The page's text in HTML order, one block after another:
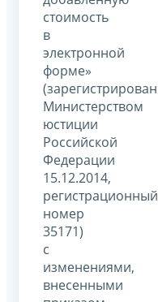
стоимость
в
электронной
форме»
(зарегистрирован
Министерством
юстиции
Российской
Федерации
15.12.2014,
регистрационный
номер
35171)
с
изменениями,
внесенными